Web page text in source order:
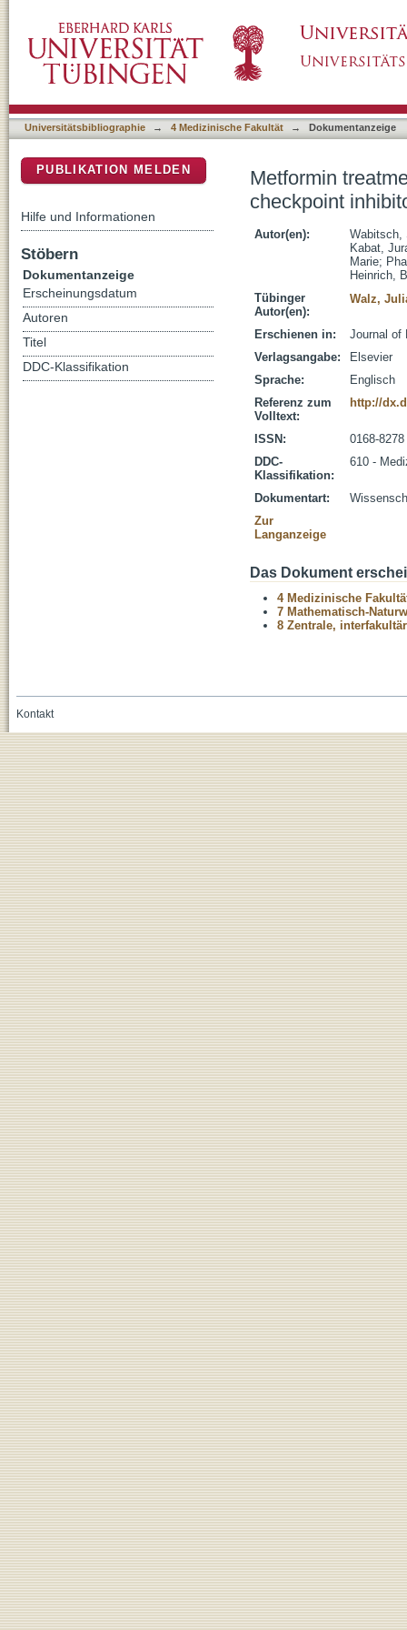
with NAFLD
Universitätsbibliographie → 4 Medizinische Fakultät → Dokumentanzeige
Metformin
checkpoint
Autor(en):
Wabitsch,
Kabat,
Marie;
Heinrich,
Tübinger
Autor(en):
Walz,
Erschienen in:
Journal of
Verlagsangabe:
Elsevier
Sprache:
Englisch
Referenz zum
Volltext:
http://
ISSN:
0168-8278
DDC-
Klassifikation:
610 -
Dokumentart:
Zur
Langanzeige
Das Dokument
4 Medizinische
7 Mathematisch-
8 Zentrale,
PUBLIKATION MELDEN
Hilfe und Informationen
Stöbern
Dokumentanzeige
Erscheinungsdatum
Autoren
Titel
DDC-Klassifikation
Kontakt